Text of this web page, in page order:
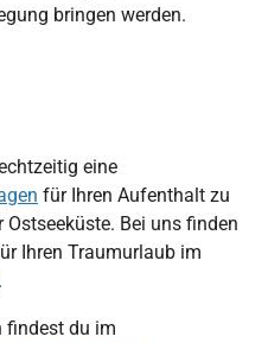
bringen werden.
eine
für Ihren Aufenthalt zu
Bei uns finden
Ihren Traumurlaub im
.
findest du im